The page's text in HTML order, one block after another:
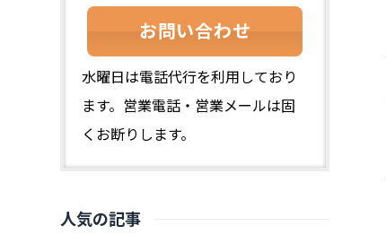
お問い合わせ
水曜日は電話代行を利用しており
ます。営業電話・営業メールは固
くお断りします。
人気の記事